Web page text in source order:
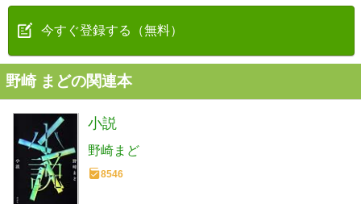
今すぐ登録する（無料）
野崎 まどの関連本
小説
野崎まど
8546